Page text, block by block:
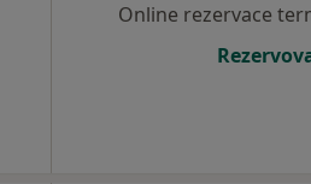
Online rezervace